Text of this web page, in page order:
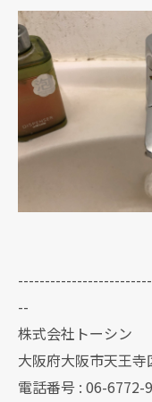
--
株式会社トーシン
大阪府大阪市天王
電話番号 : 06-6772-